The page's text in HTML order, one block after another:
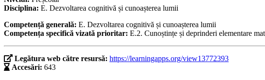
Disciplina: E. Dezvoltarea cognitivă și cunoașterea lumii
Competență generală: E. Dezvoltarea cognitivă și cunoașterea lumii
Competența specifică vizată prioritar: E.2. Cunoștințe și deprinderi elementare
Legătura web către resursă: https://learningapps.org/view13772393
Accesări: 643